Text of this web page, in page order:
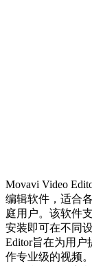
Movavi Video
编辑软件，适合
庭用户。该软件
安装即可在不同
Editor旨在为用户
作专业级的视频